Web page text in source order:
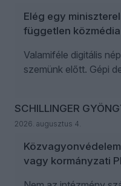
Elég egy
független
Valamiféle digitális
szemünk előtt. Gépi
SCHILLINGER
2026. augusztus 4.
vagy kormányzati